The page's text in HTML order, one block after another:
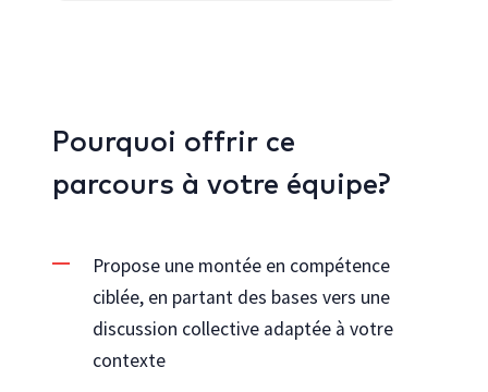
Pourquoi offrir ce
parcours à votre équipe?
Propose une montée en compétence
ciblée, en partant des bases vers une
discussion collective adaptée à votre
contexte